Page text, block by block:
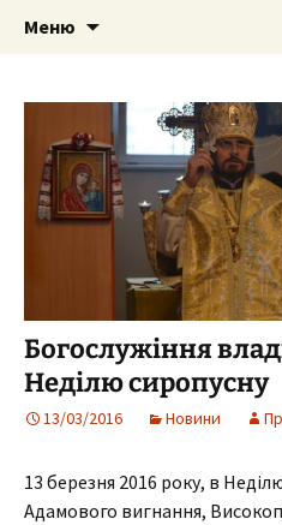
Собор Святих
Костянтина і
Тернопіль
Собор Святих
Костянтина і
Тернопільська
Патріархату
Меню
Богослужіння
Неділю сиропусну
13/03/2016 Новини
13 березня 2016 року, в
Адамового вигнання,